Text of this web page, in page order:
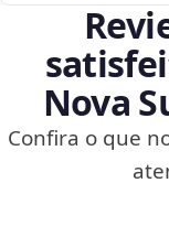
Nova
Confira o que